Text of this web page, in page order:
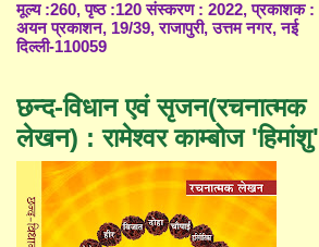
मूल्य :260, पृष्ठ :120 संस्करण : 2022, प्रकाशक :
अयन प्रकाशन, 19/39, राजापुरी, उत्तम नगर, नई
दिल्ली-110059
छन्द-विधान एवं सृजन(रचनात्मक
लेखन) : रामेश्वर काम्बोज 'हिमांशु'